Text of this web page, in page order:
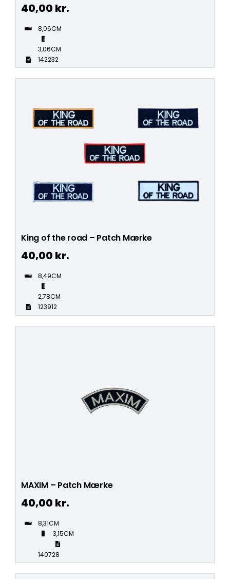
40,00 kr.
8,06CM
3,06CM
142232
King of the road – Patch Mærke
40,00 kr.
8,49CM
2,78CM
123912
MAXIM – Patch Mærke
40,00 kr.
8,31CM
3,15CM
140728